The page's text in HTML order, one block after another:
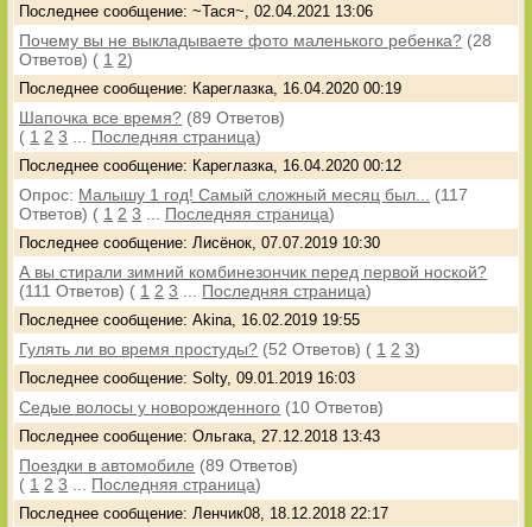
Последнее сообщение: ~Тася~, 02.04.2021 13:06
Почему вы не выкладываете фото маленького ребенка? (28
Ответов) ( 1 2)
Последнее сообщение: Кареглазка, 16.04.2020 00:19
Шапочка все время? (89 Ответов)
( 1 2 3 Последняя страница)
Последнее сообщение: Кареглазка, 16.04.2020 00:12
Опрос: Малышу 1 год! Самый сложный месяц был...
(117
Ответов) ( 1 2 3 Последняя страница)
Последнее сообщение: Лисёнок, 07.07.2019 10:30
А вы стирали зимний комбинезончик перед первой ноской?
(111 Ответов) ( 1 2 3 Последняя страница)
Последнее сообщение: Akina, 16.02.2019 19:55
Гулять ли во время простуды? (52 Ответов) ( 1 2 3)
Последнее сообщение: Solty, 09.01.2019 16:03
Седые волосы у новорожденного (10 Ответов)
Последнее сообщение: Ольгака, 27.12.2018 13:43
Поездки в автомобиле (89 Ответов)
( 1 2 3 Последняя страница)
Последнее сообщение: Ленчик08, 18.12.2018 22:17